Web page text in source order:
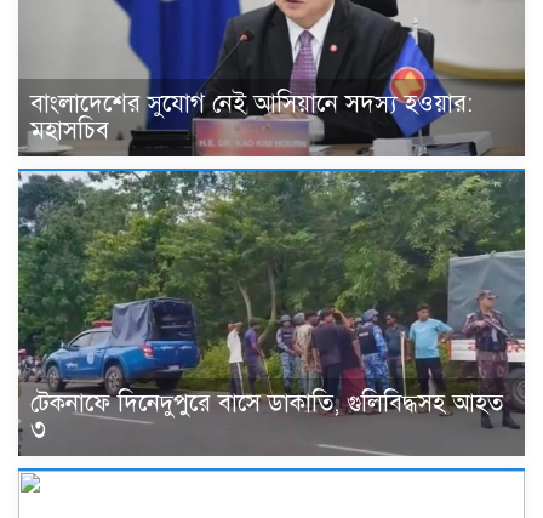
বাংলাদেশের সুযোগ নেই আসিয়ানে সদস্য হওয়ার:
মহাসচিব
টেকনাফে দিনেদুপুরে বাসে ডাকাতি, গুলিবিদ্ধসহ আহত
৩